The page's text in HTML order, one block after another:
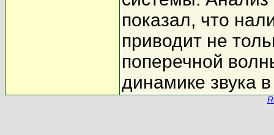
показал, что
приводит не
поперечной
динамике звука